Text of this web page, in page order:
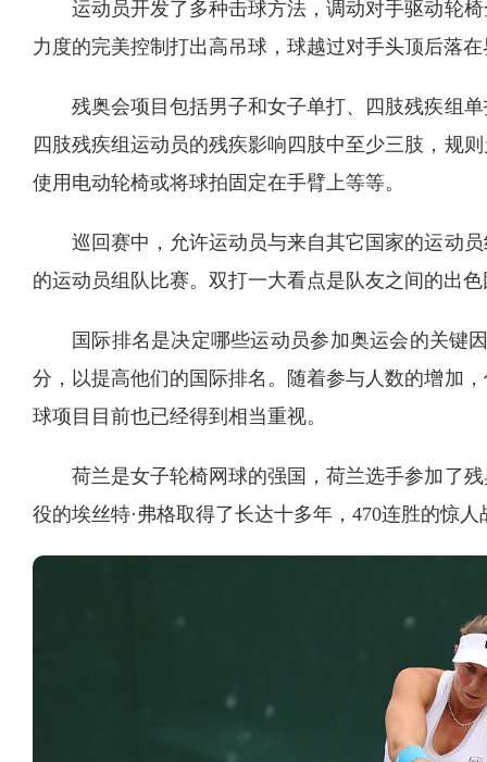
运动员开发了多种击球方法，调动对手驱动轮
力度的完美控制打出高吊球，球越过对手头顶后落
残奥会项目包括男子和女子单打、四肢残疾组
四肢残疾组运动员的残疾影响四肢中至少三肢，规
使用电动轮椅或将球拍固定在手臂上等等。
巡回赛中，允许运动员与来自其它国家的运动
的运动员组队比赛。双打一大看点是队友之间的出
国际排名是决定哪些运动员参加奥运会的关键
分，以提高他们的国际排名。随着参与人数的增加
球项目目前也已经得到相当重视。
荷兰是女子轮椅网球的强国，荷兰选手参加了
役的埃丝特·弗格取得了长达十多年，470连胜的惊